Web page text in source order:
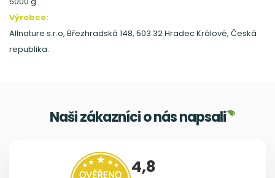
Výrobce:
Allnature s.r.o, Březhradská 148, 503 32 Hradec Králové, Česká
republika.
Naši zákazníci o nás napsali
4,8